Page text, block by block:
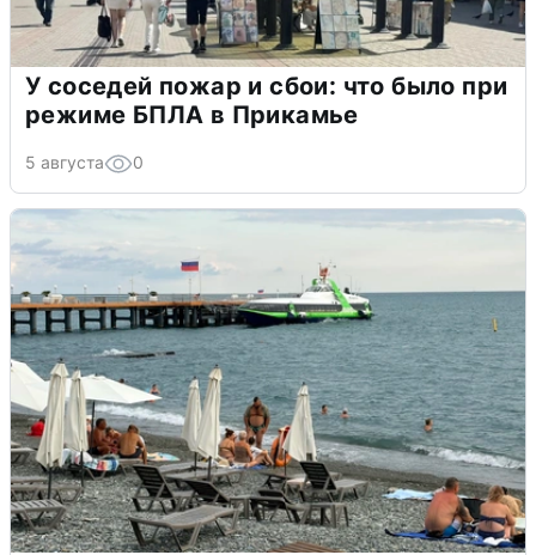
У соседей пожар и сбои: что было при
режиме БПЛА в Прикамье
5 августа 0